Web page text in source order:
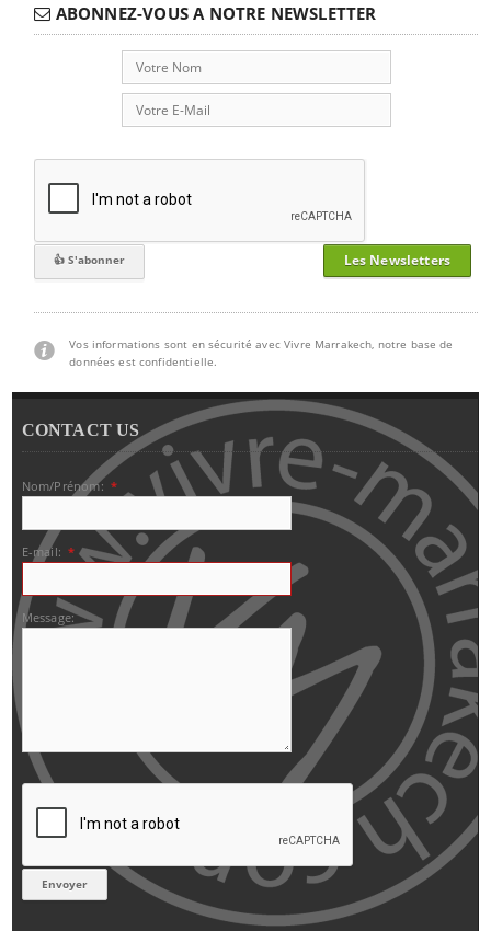
ABONNEZ-VOUS A NOTRE NEWSLETTER
Les Newsletters
Vos informations sont en sécurité avec Vivre Marrakech, notre base de
données est confidentielle.
CONTACT US
Nom/Prénom: *
E-mail: *
Message: